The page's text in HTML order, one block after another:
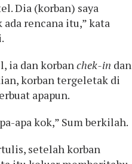
Dia (korban) saya
rencana itu,” kata
ia dan korbanchek-in dan
korban tergeletak di
apapun.
apa kok,” Sum berkilah.
setelah korban